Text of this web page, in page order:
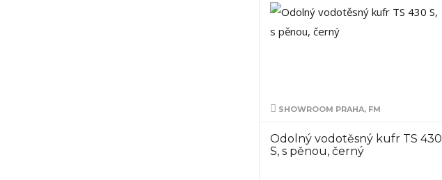
SHOWROOM PRAHA, FM
Odolný vodotěsný kufr TS 430
S, s pěnou, černý